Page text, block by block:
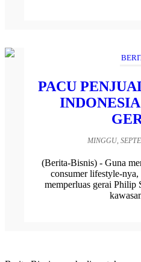
PACU
MINGGU,
(Berita-Bisnis) - Guna
consumer lifestyle-
memperluas gerai Philip